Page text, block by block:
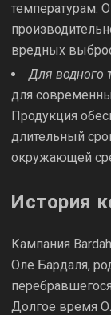
температурам.
вредных
Для водного
для
Продукция
длительный
окружающей
История
Кампания
Оле Бардаля,
Долгое время